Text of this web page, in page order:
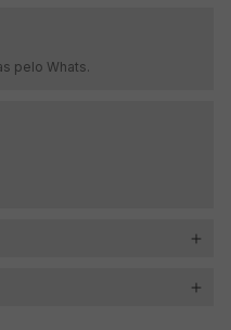
pelo Whats.